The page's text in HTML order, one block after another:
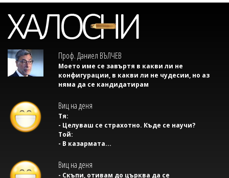
Проф. Даниел ВЪЛЧЕВ
Моето име се завъртя в какви ли не
конфигурации, в какви ли не чудесии, но аз
няма да се кандидатирам
Виц на деня
Тя:
- Целуваш се страхотно. Къде се научи?
Той:
- В казармата...
Виц на деня
- Скъпи, отивам до църква да се